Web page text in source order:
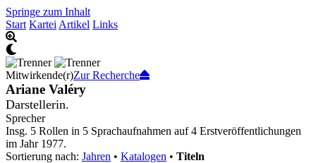
Springe zum Inhalt
Start Kartei Artikel Links
Mitwirkende(r)Zur Recherche
Ariane Valéry
Darstellerin.
Sprecher
Insg. 5 Rollen in 5 Sprachaufnahmen auf 4 Erstveröffentlichungen
im Jahr 1977.
Sortierung nach: Jahren • Katalogen • Titeln